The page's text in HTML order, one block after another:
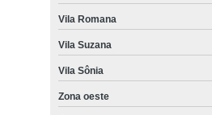
Vila Romana
Vila Suzana
Vila Sônia
Zona oeste